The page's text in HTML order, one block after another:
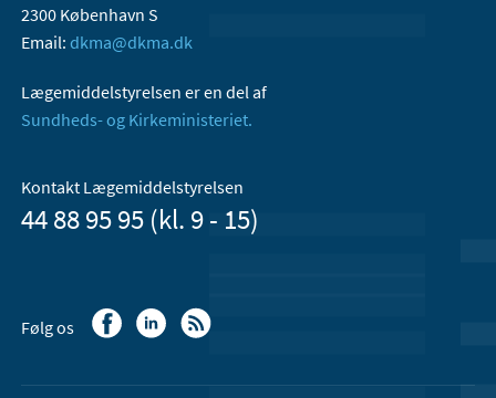
2300 København S
Email: dkma@dkma.dk
Lægemiddelstyrelsen er en del af
Sundheds- og Kirkeministeriet.
Kontakt Lægemiddelstyrelsen
44 88 95 95 (kl. 9 - 15)
Følg os